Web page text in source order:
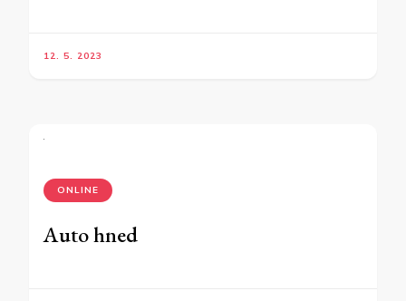
12. 5. 2023
ONLINE
Auto hned